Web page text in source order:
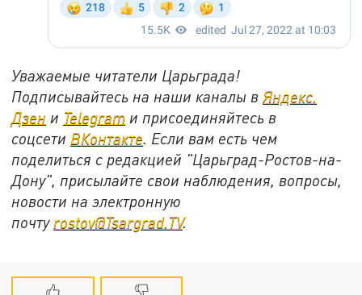
Уважаемые читатели Царьграда!
Подписывайтесь на наши каналы вЯндекс.
Дзен и Telegram и присоединяйтесь в
соцсети ВКонтакте. Если вам есть чем
поделиться с редакцией "Царьград-Ростов-на-
Дону", присылайте свои наблюдения, вопросы,
новости на электронную
почту rostov@Tsargrad.ТV.